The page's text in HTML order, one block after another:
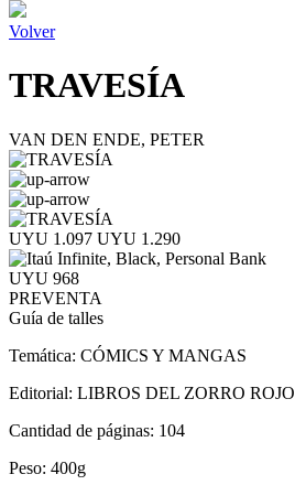
Volver
TRAVESÍA
VAN DEN ENDE, PETER
UYU 1.097 UYU 1.290
UYU 968
PREVENTA
Guía de talles
Temática: CÓMICS Y MANGAS
Editorial: LIBROS DEL ZORRO ROJO
Cantidad de páginas: 104
Peso: 400g